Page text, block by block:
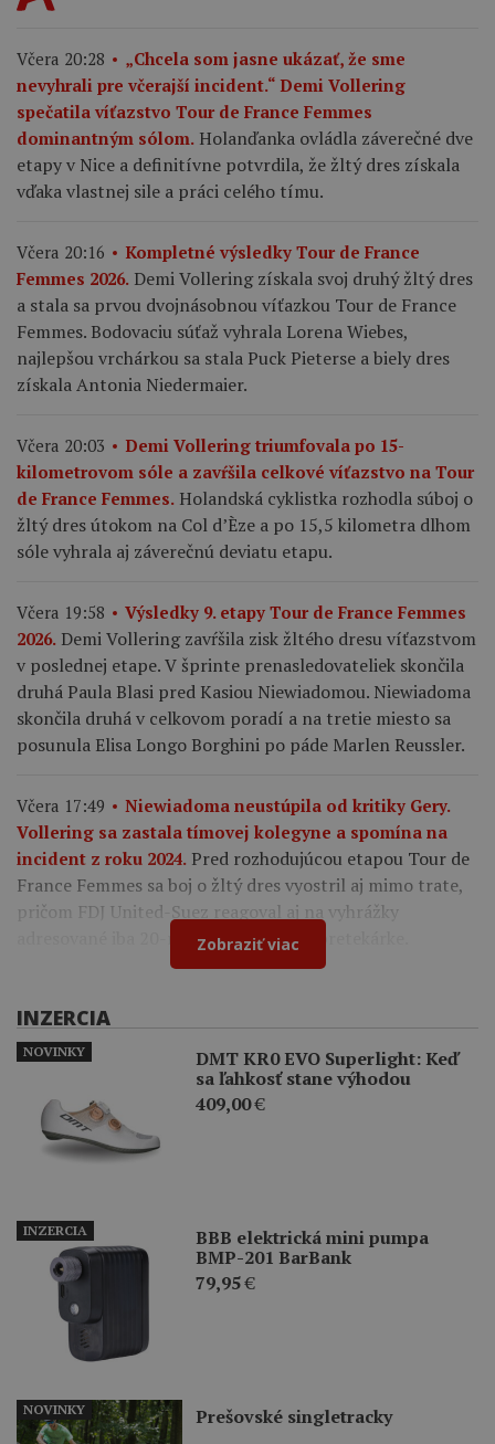
Včera 20:28
„Chcela som jasne ukázať, že sme
nevyhrali pre včerajší incident.“ Demi Vollering
spečatila víťazstvo Tour de France Femmes
dominantným sólom. Holanďanka ovládla záverečné dve
etapy v Nice a definitívne potvrdila, že žltý dres získala
vďaka vlastnej sile a práci celého tímu.
Včera 20:16
Kompletné výsledky Tour de France
Femmes 2026. Demi Vollering získala svoj druhý žltý dres
a stala sa prvou dvojnásobnou víťazkou Tour de France
Femmes. Bodovaciu súťaž vyhrala Lorena Wiebes,
najlepšou vrchárkou sa stala Puck Pieterse a biely dres
získala Antonia Niedermaier.
Včera 20:03
Demi Vollering triumfovala po 15-
kilometrovom sóle a zavŕšila celkové víťazstvo na Tour
de France Femmes. Holandská cyklistka rozhodla súboj o
žltý dres útokom na Col d’Èze a po 15,5 kilometra dlhom
sóle vyhrala aj záverečnú deviatu etapu.
Včera 19:58
Výsledky 9. etapy Tour de France Femmes
2026. Demi Vollering zavŕšila zisk žltého dresu víťazstvom
v poslednej etape. V šprinte prenasledovateliek skončila
druhá Paula Blasi pred Kasiou Niewiadomou. Niewiadoma
skončila druhá v celkovom poradí a na tretie miesto sa
posunula Elisa Longo Borghini po páde Marlen Reussler.
Včera 17:49
Niewiadoma neustúpila od kritiky Gery.
Vollering sa zastala tímovej kolegyne a spomína na
incident z roku 2024. Pred rozhodujúcou etapou Tour de
France Femmes sa boj o žltý dres vyostril aj mimo trate,
pričom FDJ United-Suez reagoval aj na vyhrážky
adresované iba 20-ročnej francúzskej pretekárke.
Zobraziť viac
INZERCIA
DMT KR0 EVO Superlight: Keď
sa ľahkosť stane výhodou
409,00€
NOVINKY
BBB elektrická mini pumpa
BMP-201 BarBank
79,95€
INZERCIA
Prešovské singletracky
NOVINKY